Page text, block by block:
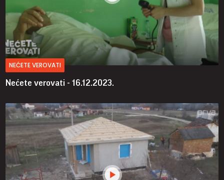
NEĆETE VEROVATI
Nećete verovati - 16.12.2023.